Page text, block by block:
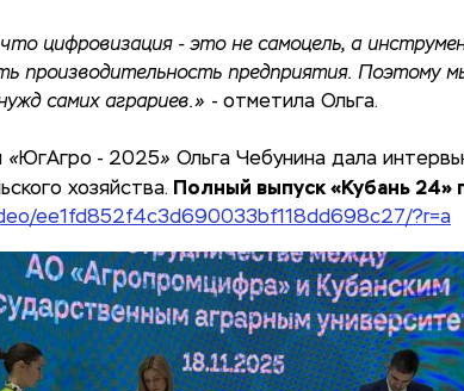
цифровизация - это не самоцель, а
производительность предприятия. Поэтому
самих аграриев.» - отметила Ольга.
«ЮгАгро - 2025» Ольга Чебунина дала
хозяйства. Полный выпуск «Кубань 24»
ee1fd852f4c3d690033bf118dd698c27/?r=a